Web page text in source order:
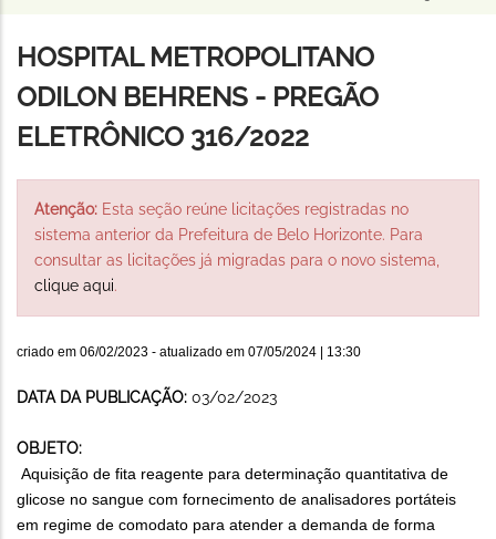
navegação
HOSPITAL METROPOLITANO
ODILON BEHRENS - PREGÃO
ELETRÔNICO 316/2022
Atenção: Esta seção reúne licitações registradas no
sistema anterior da Prefeitura de Belo Horizonte. Para
consultar as licitações já migradas para o novo sistema,
clique aqui.
criado em 06/02/2023 - atualizado em 07/05/2024 | 13:30
DATA DA PUBLICAÇÃO: 03/02/2023
OBJETO:
Aquisição de fita reagente para determinação quantitativa de
glicose no sangue com fornecimento de analisadores portáteis
em regime de comodato para atender a demanda de forma